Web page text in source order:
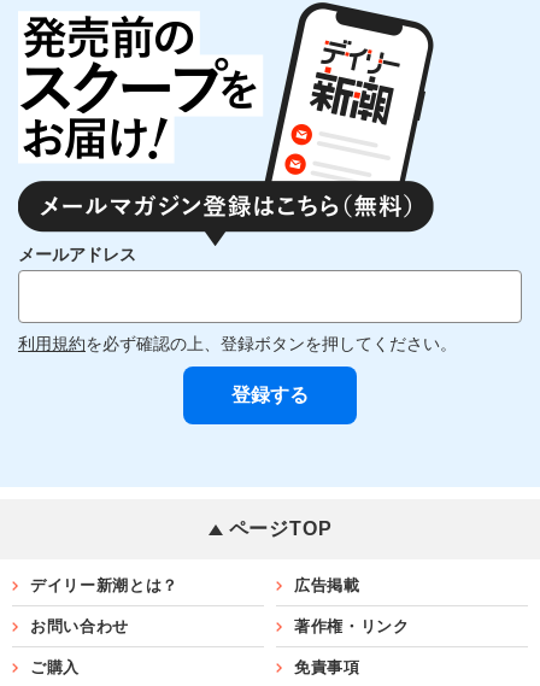
メールアドレス
利用規約を必ず確認の上、登録ボタンを押してください。
ページTOP
デイリー新潮とは？ 広告掲載
お問い合わせ 著作権・リンク
ご購入 免責事項